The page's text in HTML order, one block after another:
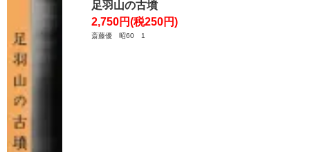
足羽山の古墳
2,750円(税250円)
斎藤優 昭60 1